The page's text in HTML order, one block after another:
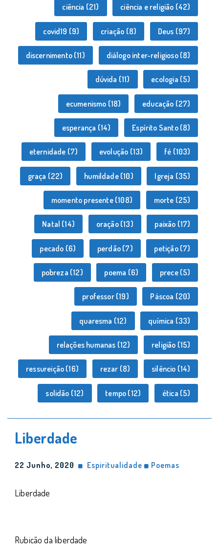
ciência (21) ciência e religião (42)
covid19 (9) criação (8) Deus (97)
discernimento(11) diálogo inter-religioso(8)
dúvida (11) ecologia (5)
ecumenismo (18) educação (27)
esperança (14) Espírito Santo(8)
eternidade (7) evolução (13) fé (103)
graça (22) humildade(10) Igreja (35)
momento presente(108) morte (25)
Natal (14) oração(13) paixão (17)
pecado (6) perdão(7) petição(7)
pobreza (12) poema (6) prece(5)
professor(19) Páscoa (20)
quaresma (12) química (33)
relações humanas (12) religião (15)
ressureição (16) rezar (8) silêncio (14)
solidão (12) tempo (12) ética (5)
Liberdade
22 Junho, 2020 Espiritualidade Poemas
Liberdade
Rubicão da liberdade